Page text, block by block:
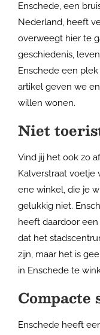
Enschede, een
Nederland, heeft
overweegt hier te
geschiedenis,
Enschede een
artikel geven we
willen wonen.
Niet
Vind jij het ook zo
Kalverstraat voetje
ene winkel, die je
gelukkig niet.
heeft daardoor
dat het
zijn, maar het is
in Enschede te
Compacte
Enschede heeft